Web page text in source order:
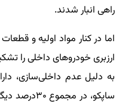
راهی انبار شدند.
ارزبری خودروهای داخلی را
به دلیل عدم داخلی‌سازی،
ساپکو، در